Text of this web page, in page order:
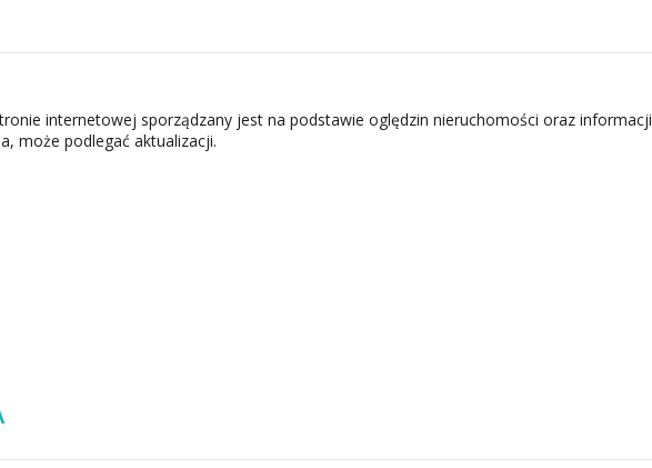
internetowej sporządzany jest na podstawie oględzin nieruchomości oraz informacji
może podlegać aktualizacji.